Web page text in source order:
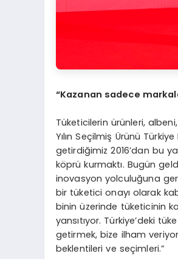
“Kazanan sadece
Tüketicilerin ürünleri,
Yılın Seçilmiş Ürünü
getirdiğimiz 2016’dan bu
köprü kurmaktı. Bugün
inovasyon yolculuğuna
bir tüketici onayı olarak
binin üzerinde tüketicinin
yansıtıyor. Türkiye’deki
getirmek, bize ilham
beklentileri ve seçimleri.”